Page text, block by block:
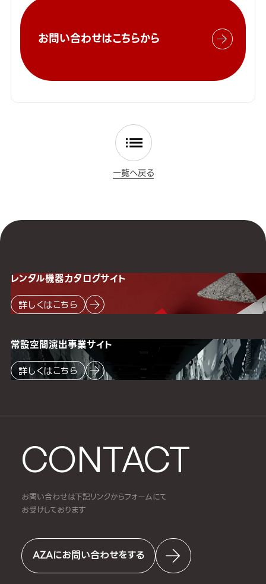
お問い合わせはこちらから
一覧へ戻る
CONTACT
お問い合わせは下記リンクからフォームにて
お受けしております
AZAにお問い合わせをする
レンタル機器カタログサイト
詳しくはこちら
常設空間演出事業サイト
詳しくはこちら